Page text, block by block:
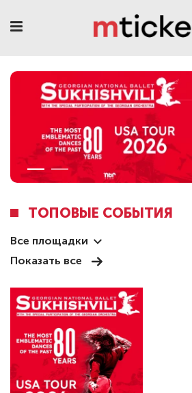
ТОПОВЫЕ СОБЫТИЯ
Все площадки
Показать все